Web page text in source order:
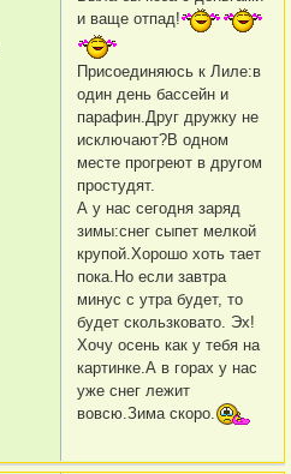
и ваще отпад!
Присоединяюсь к Лиле:в
один день бассейн и
парафин.Друг дружку не
исключают?В одном
месте прогреют в другом
простудят.
А у нас сегодня заряд
зимы:снег сыпет мелкой
крупой.Хорошо хоть тает
пока.Но если завтра
минус с утра будет, то
будет скользковато. Эх!
Хочу осень как у тебя на
картинке.А в горах у нас
уже снег лежит
вовсю.Зима скоро.